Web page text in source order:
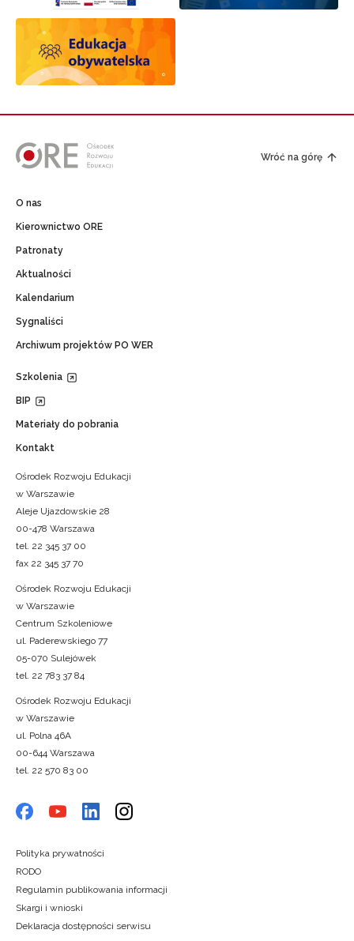
Wróć na górę
O nas
Kierownictwo ORE
Patronaty
Aktualności
Kalendarium
Sygnaliści
Archiwum projektów PO WER
Szkolenia
BIP
Materiały do pobrania
Kontakt
Ośrodek Rozwoju Edukacji
w Warszawie
Aleje Ujazdowskie 28
00-478 Warszawa
tel. 22 345 37 00
fax 22 345 37 70
Ośrodek Rozwoju Edukacji
w Warszawie
Centrum Szkoleniowe
ul. Paderewskiego 77
05-070 Sulejówek
tel. 22 783 37 84
Ośrodek Rozwoju Edukacji
w Warszawie
ul. Polna 46A
00-644 Warszawa
tel. 22 570 83 00
Polityka prywatności
RODO
Regulamin publikowania informacji
Skargi i wnioski
Deklaracja dostępności serwisu